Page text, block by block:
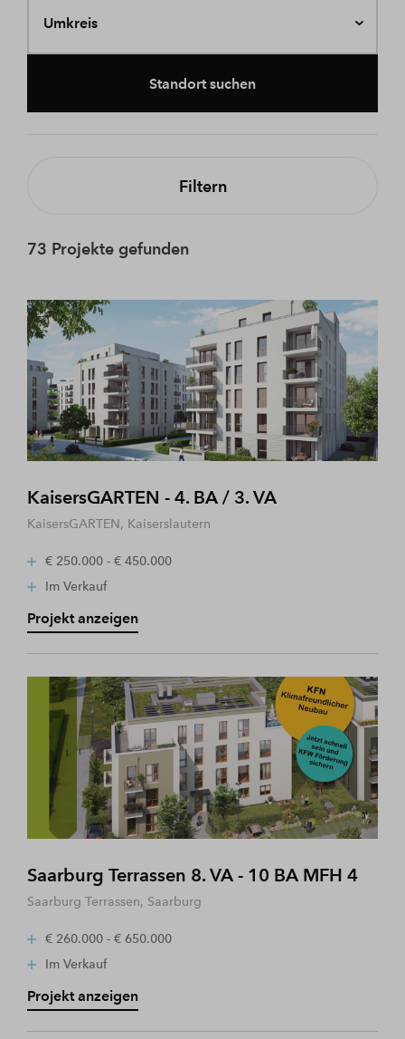
Umkreis
Standort suchen
Filtern
73 Projekte gefunden
KaisersGARTEN - 4. BA / 3. VA
KaisersGARTEN, Kaiserslautern
€ 250.000 - € 450.000
Im Verkauf
Projekt anzeigen
Saarburg Terrassen 8. VA - 10 BA MFH 4
Saarburg Terrassen, Saarburg
€ 260.000 - € 650.000
Im Verkauf
Projekt anzeigen